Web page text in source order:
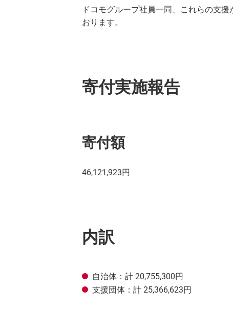
ドコモグループ社員一同、これらの支
おります。
寄付実施報告
寄付額
46,121,923円
内訳
自治体：計 20,755,300円
支援団体：計 25,366,623円